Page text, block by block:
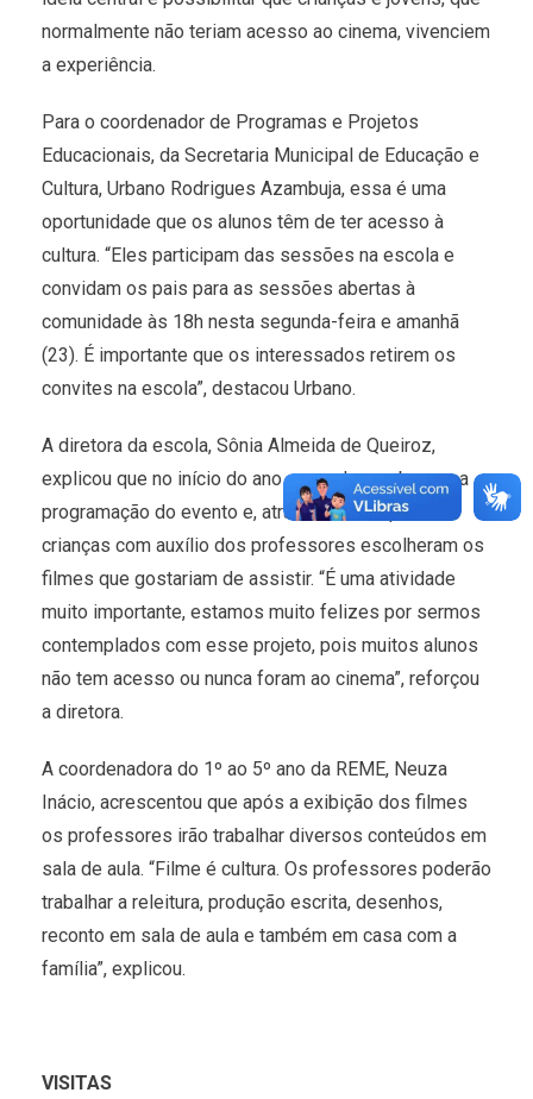
normalmente não teriam acesso ao cinema, vivenciem
a experiência.
Para o coordenador de Programas e Projetos
Educacionais, da Secretaria Municipal de Educação e
Cultura, Urbano Rodrigues Azambuja, essa é uma
oportunidade que os alunos têm de ter acesso à
cultura. “Eles participam das sessões na escola e
convidam os pais para as sessões abertas à
comunidade às 18h nesta segunda-feira e amanhã
(23). É importante que os interessados retirem os
convites na escola”, destacou Urbano.
A diretora da escola, Sônia Almeida de Queiroz,
explicou que no início do ano a escola recebeu uma
programação do evento e, através da sinopse, as
crianças com auxílio dos professores escolheram os
filmes que gostariam de assistir. “É uma atividade
muito importante, estamos muito felizes por sermos
contemplados com esse projeto, pois muitos alunos
não tem acesso ou nunca foram ao cinema”, reforçou
a diretora.
A coordenadora do 1º ao 5º ano da REME, Neuza
Inácio, acrescentou que após a exibição dos filmes
os professores irão trabalhar diversos conteúdos em
sala de aula. “Filme é cultura. Os professores poderão
trabalhar a releitura, produção escrita, desenhos,
reconto em sala de aula e também em casa com a
família”, explicou.
VISITAS